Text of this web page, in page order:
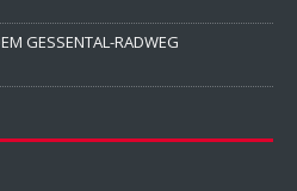
GESSENTAL-RADWEG